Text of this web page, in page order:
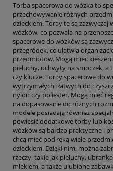
Torba spacerowa do wózka to
przechowywanie różnych
dzieckiem. Torby te są zazwyczaj
wózków, co pozwala na
spacerowe do wózków są
przegródek, co ułatwia
przedmiotów. Mogą mieć
pieluchy, uchwyty na smoczek, a
czy klucze. Torby spacerowe do
wytrzymałych i łatwych do
nylon czy poliester. Mogą mieć
na dopasowanie do różnych
modele posiadają również
powiesić dodatkowe torby lub
wózków są bardzo praktyczne i
chcą mieć pod ręką wiele
dzieckiem. Dzięki nim, można
rzeczy, takie jak pieluchy,
mlekiem, a także ulubione